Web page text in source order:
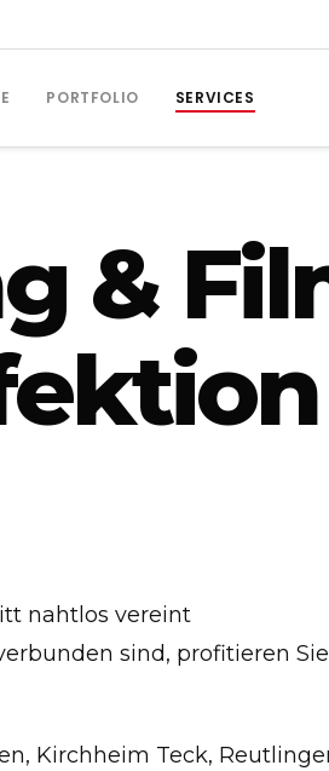
PORTFOLIO SERVICES
&
nahtlos vereint
sind, profitieren
Kirchheim Teck,